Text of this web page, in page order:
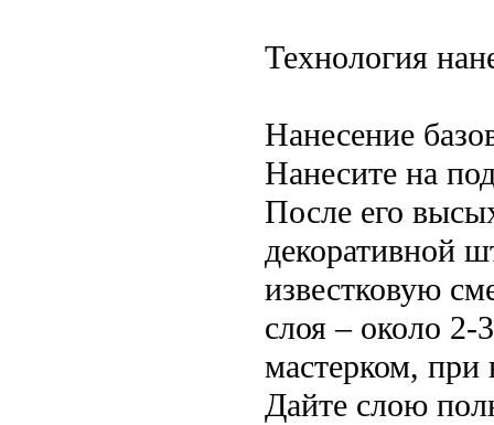
Технология
Нанесение
Нанесите на
После его
декоративной
известковую
слоя – около 2-
мастерком,
Дайте слою